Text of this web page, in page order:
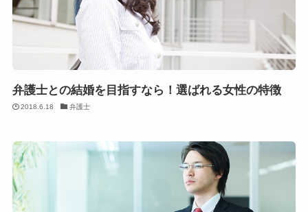
弁護士との結婚を目指すなら！選ばれる女性の特徴
2018.6.18 弁護士